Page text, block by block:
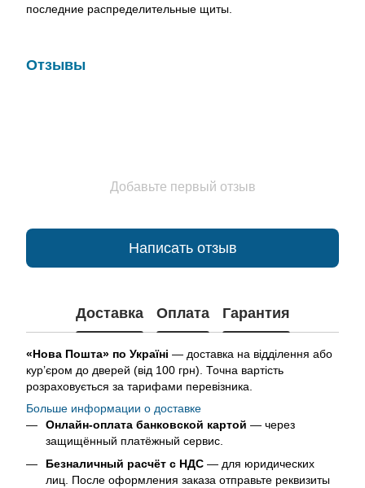
последние распределительные щиты.
Отзывы
Добавьте первый отзыв
Написать отзыв
Доставка Оплата Гарантия
«Нова Пошта» по Україні — доставка на відділення або
кур’єром до дверей (від 100 грн). Точна вартість
розраховується за тарифами перевізника.
Больше информации о доставке
Онлайн-оплата банковской картой — через
защищённый платёжный сервис.
Безналичный расчёт с НДС — для юридических
лиц. После оформления заказа отправьте реквизиты